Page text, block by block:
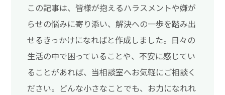
この記事は、皆様が抱えるハラスメントや嫌が
らせの悩みに寄り添い、解決への一歩を踏み出
せるきっかけになればと作成しました。日々の
生活の中で困っていることや、不安に感じてい
ることがあれば、当相談室へお気軽にご相談く
ださい。どんな小さなことでも、お力になれれ